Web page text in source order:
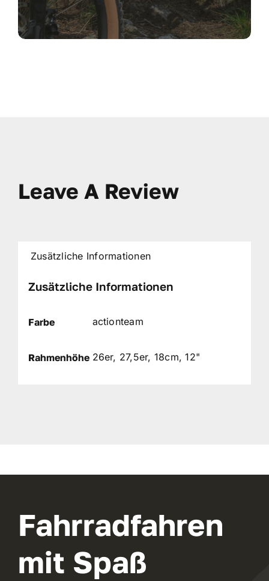
Leave A Review
Zusätzliche Informationen
Zusätzliche Informationen
Farbe actionteam
Rahmenhöhe 26er, 27,5er, 18cm, 12"
Fahrradfahren
mit Spaß